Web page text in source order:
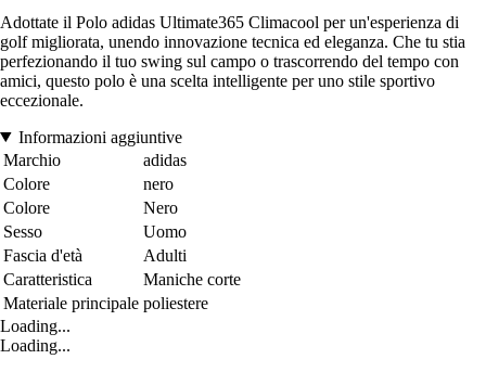
Adottate il Polo adidas Ultimate365 Climacool per un'esperienza di
golf migliorata, unendo innovazione tecnica ed eleganza. Che tu stia
perfezionando il tuo swing sul campo o trascorrendo del tempo con
amici, questo polo è una scelta intelligente per uno stile sportivo
eccezionale.
Informazioni aggiuntive
Marchio
adidas
Colore
nero
Colore
Nero
Sesso
Uomo
Fascia d'età
Adulti
Caratteristica
Maniche corte
Materiale principale poliestere
Loading...
Loading...